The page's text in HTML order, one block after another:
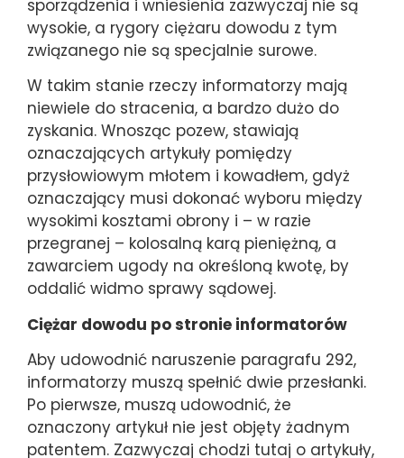
sporządzenia i wniesienia zazwyczaj nie są
wysokie, a rygory ciężaru dowodu z tym
związanego nie są specjalnie surowe.
W takim stanie rzeczy informatorzy mają
niewiele do stracenia, a bardzo dużo do
zyskania. Wnosząc pozew, stawiają
oznaczających artykuły pomiędzy
przysłowiowym młotem i kowadłem, gdyż
oznaczający musi dokonać wyboru między
wysokimi kosztami obrony i – w razie
przegranej – kolosalną karą pieniężną, a
zawarciem ugody na określoną kwotę, by
oddalić widmo sprawy sądowej.
Ciężar dowodu po stronie informatorów
Aby udowodnić naruszenie paragrafu 292,
informatorzy muszą spełnić dwie przesłanki.
Po pierwsze, muszą udowodnić, że
oznaczony artykuł nie jest objęty żadnym
patentem. Zazwyczaj chodzi tutaj o artykuły,